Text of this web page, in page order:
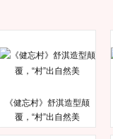
《健忘村》舒淇造型颠
覆，“村”出自然美